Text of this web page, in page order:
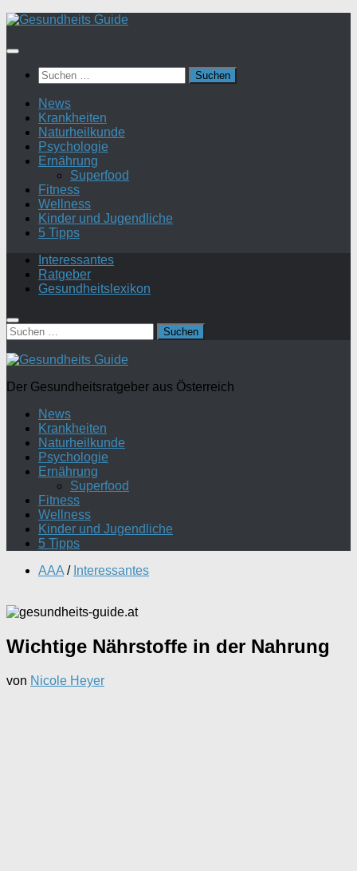
Suchen
nach:
News
Krankheiten
Naturheilkunde
Psychologie
Ernährung
Superfood
Fitness
Wellness
Kinder und Jugendliche
5 Tipps
Interessantes
Ratgeber
Gesundheitslexikon
Suchen
nach:
Der Gesundheitsratgeber aus Österreich
News
Krankheiten
Naturheilkunde
Psychologie
Ernährung
Superfood
Fitness
Wellness
Kinder und Jugendliche
5 Tipps
AAA / Interessantes
Wichtige Nährstoffe in der Nahrung
von Nicole Heyer